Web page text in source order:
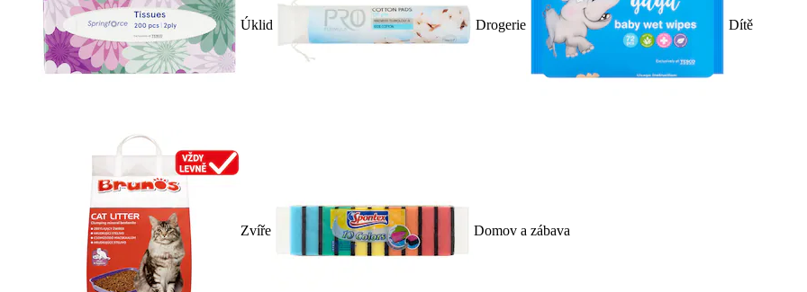
Úklid Drogerie Dítě
Zvíře Domov a zábava